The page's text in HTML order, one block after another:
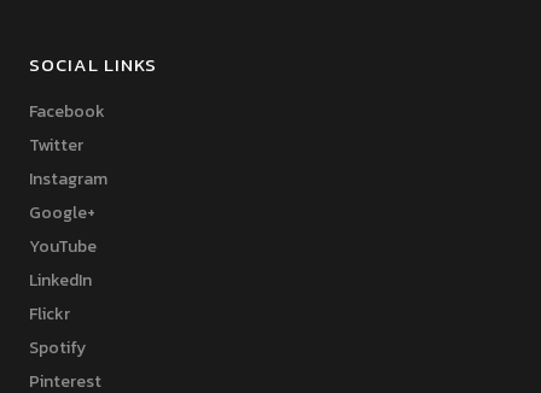
SOCIAL LINKS
Facebook
Twitter
Instagram
Google+
YouTube
LinkedIn
Flickr
Spotify
Pinterest